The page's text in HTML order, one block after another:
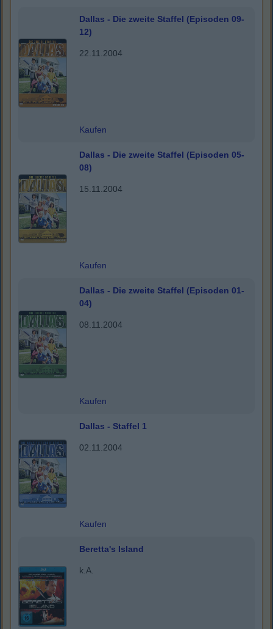
Dallas - Die zweite Staffel (Episoden 09-
12)
22.11.2004
Kaufen
Dallas - Die zweite Staffel (Episoden 05-
08)
15.11.2004
Kaufen
Dallas - Die zweite Staffel (Episoden 01-
04)
08.11.2004
Kaufen
Dallas - Staffel 1
02.11.2004
Kaufen
Beretta's Island
k.A.